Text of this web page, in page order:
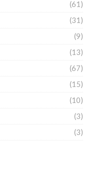
(61)
(31)
(9)
(13)
(67)
(15)
(10)
(3)
(3)